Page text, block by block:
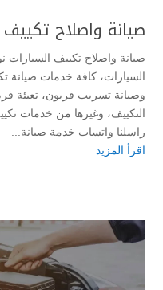
صيانة واصلاح تكييف
صيانة واصلاح تكييف
السيارات، كافة خدمات صيانة
وصيانة تسريب فريون، تعبئة
التكييف، وغيرها من خدمات
راسلنا واتساب خدمة صيانة...
اقرأ المزيد